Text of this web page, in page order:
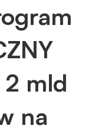
mld
na